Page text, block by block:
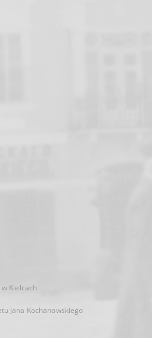
Kielcach
Jana Kochanowskiego